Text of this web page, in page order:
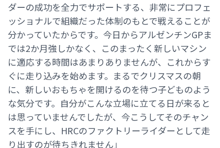
ダーの成功を全力でサポートする、非常にプロフェ
ッショナルで組織だった体制のもとで戦えることが
分かっていたからです。今日からアルゼンチンGPま
では2か月強しかなく、このまったく新しいマシン
に適応する時間はあまりありませんが、これからす
ぐに走り込みを始めます。まるでクリスマスの朝
に、新しいおもちゃを開けるのを待つ子どものよう
な気分です。自分がこんな立場に立てる日が来ると
は思っていませんでしたが、今こうしてそのチャン
スを手にし、HRCのファクトリーライダーとして走
り出すのが待ちきれません」